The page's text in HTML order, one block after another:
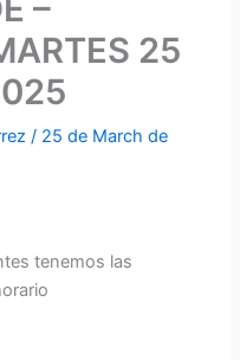
–
25
/ 25 de March de
tenemos las